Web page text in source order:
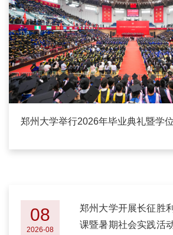
郑州大学举行2026年毕业典礼暨学
08
2026-08
郑州大学开展长征胜
课暨暑期社会实践活